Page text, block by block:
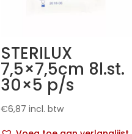
STERILUX
7,5×7,5cm 8l.st.
30×5 p/s
€6,87 incl. btw